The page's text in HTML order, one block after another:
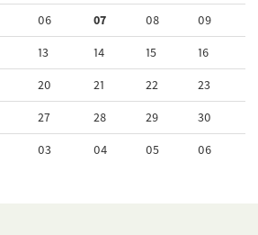
06 07 08
09
13 14 15
16
20 21 22
23
27 28 29
30
03 04 05 06